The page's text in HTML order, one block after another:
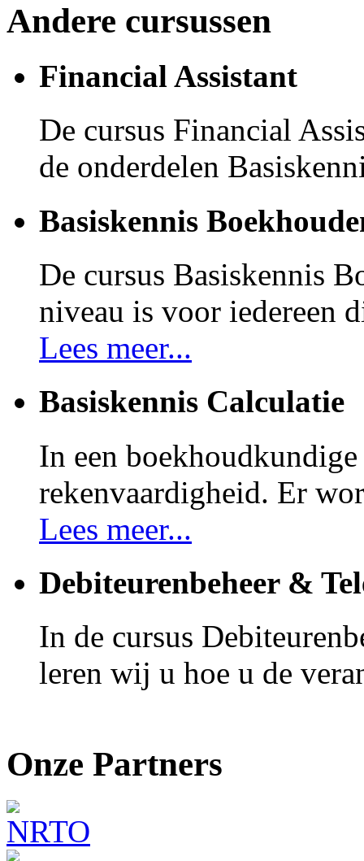
Andere cursussen
Financial Assistant
De cursus Financial
de onderdelen
Basiskennis
De cursus Basiskennis
niveau is voor iedereen
Lees meer...
Basiskennis Calculatie
In een
rekenvaardigheid. Er
Lees meer...
Debiteurenbeheer &
In de cursus
leren wij u hoe u de
Onze Partners